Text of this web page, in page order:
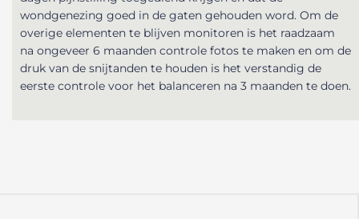
wondgenezing goed in de gaten gehouden word. Om de
overige elementen te blijven monitoren is het raadzaam
na ongeveer 6 maanden controle fotos te maken en om de
druk van de snijtanden te houden is het verstandig de
eerste controle voor het balanceren na 3 maanden te doen.